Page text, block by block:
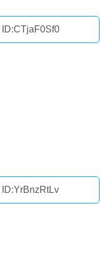
ID:CTjaF0Sf0
ID:YrBnzRtLv